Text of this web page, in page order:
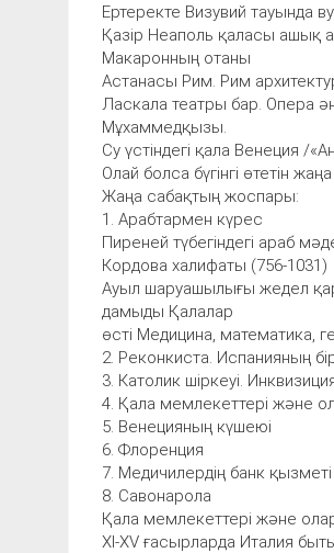
Ертеректе Визувий тауында
Қазір Неаполь қаласы ашық
Макаронның отаны
Астанасы Рим. Рим
Ласкала театры бар. Опера
Мұхаммедқызы.
Су үстіндегі қала Венеция /
Олай болса бүгінгі өтетін
Жаңа сабақтың жоспары:
1. Арабтармен күрес
Пиреней түбегіндегі араб
Кордова халифаты (756-1031)
Ауыл шаруашылығы жедел
дамыды Қалалар
өсті Медицина, математика,
2. Реконкиста. Испанияның
3. Католик шіркеуі.
4. Қала мемлекеттері және
5. Венецияның күшеюі
6. Флоренция
7. Медичилердің банк қызметі
8. Савонарола
Қала мемлекеттері және
XI-XV ғасырларда Италия